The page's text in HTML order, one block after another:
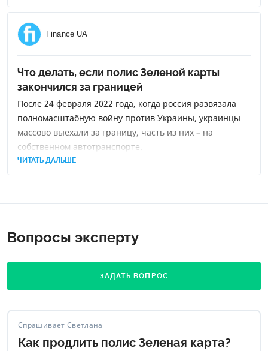
Finance UA
Что делать, если полис Зеленой карты
закончился за границей
После 24 февраля 2022 года, когда россия развязала
полномасштабную войну против Украины, украинцы
массово выехали за границу, часть из них – на
собственном автотранспорте.
ЧИТАТЬ ДАЛЬШЕ
Вопросы эксперту
ЗАДАТЬ ВОПРОС
Спрашивает Светлана
Как продлить полис Зеленая карта?